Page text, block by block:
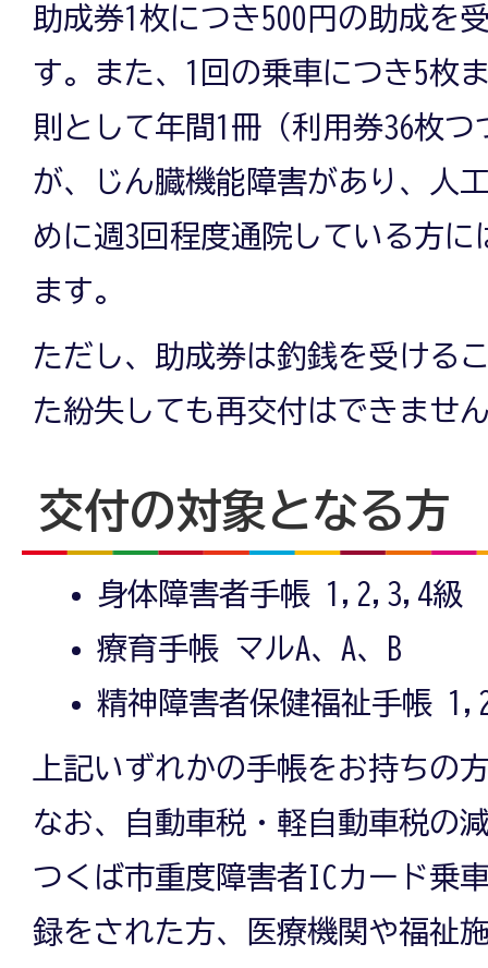
助成券1枚につき500円の助成を
す。また、1回の乗車につき5枚
則として年間1冊（利用券36枚
が、じん臓機能障害があり、人
めに週3回程度通院している方に
ます。
ただし、助成券は釣銭を受ける
た紛失しても再交付はできませ
交付の対象となる方
身体障害者手帳 1,2,3,4級
療育手帳 マルA、A、B
精神障害者保健福祉手帳
上記いずれかの手帳をお持ちの
なお、自動車税・軽自動車税の
つくば市重度障害者ICカード乗
録をされた方、医療機関や福祉